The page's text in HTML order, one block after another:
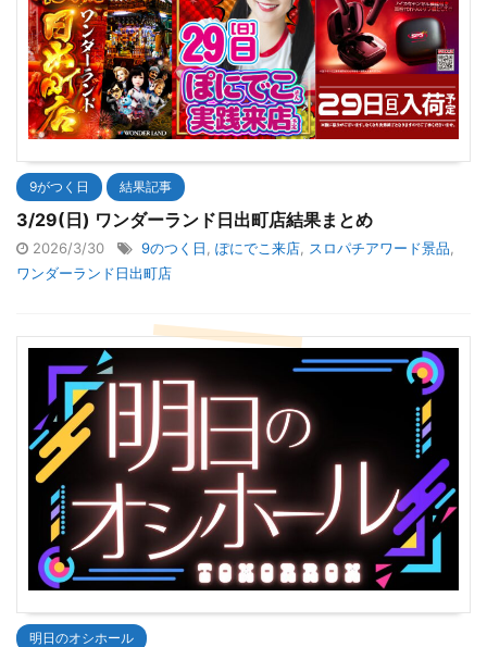
9がつく日 結果記事
3/29(日) ワンダーランド日出町店結果まとめ
2026/3/30 9のつく日 ぽにでこ来店 スロパチアワード景品
ワンダーランド日出町店
明日のオシホール